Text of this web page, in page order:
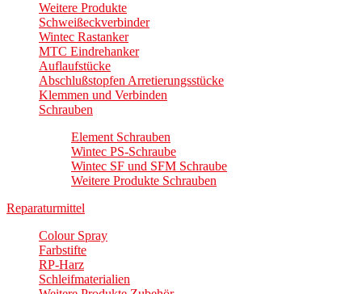
Weitere Produkte
Schweißeckverbinder
Wintec Rastanker
MTC Eindrehanker
Auflaufstücke
Abschlußstopfen Arretierungsstücke
Klemmen und Verbinden
Schrauben
Element Schrauben
Wintec PS-Schraube
Wintec SF und SFM Schraube
Weitere Produkte Schrauben
Reparaturmittel
Colour Spray
Farbstifte
RP-Harz
Schleifmaterialien